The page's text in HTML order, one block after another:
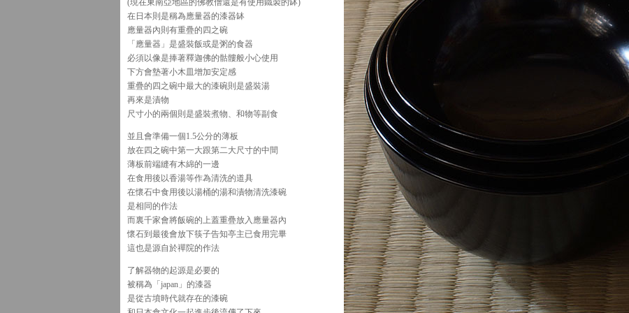
(現在東南亞地區的佛教僧還是有使用鐵製的缽)
在日本則是稱為應量器的漆器缽
應量器內則有重疊的四之碗
「應量器」是盛裝飯或是粥的食器
必須以像是捧著釋迦佛的骷髏般小心使用
下方會墊著小木皿增加安定感
重疊的四之碗中最大的漆碗則是盛裝湯
再來是漬物
尺寸小的兩個則是盛裝煮物、和物等副食
並且會準備一個1.5公分的薄板
放在四之碗中第一大跟第二大尺寸的中間
薄板前端縫有木綿的一邊
在食用後以香湯等作為清洗的道具
在懷石中食用後以湯桶的湯和漬物清洗漆碗
是相同的作法
而裏千家會將飯碗的上蓋重疊放入應量器內
懷石到最後會放下筷子告知亭主已食用完畢
這也是源自於禪院的作法
了解器物的起源是必要的
被稱為「japan」的漆器
是從古墳時代就存在的漆碗